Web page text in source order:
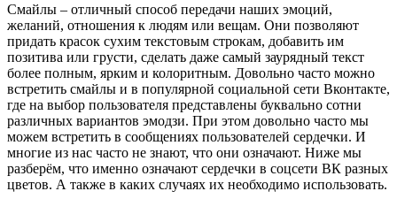
Смайлы – отличный способ передачи наших эмоций,
желаний, отношения к людям или вещам. Они позволяют
придать красок сухим текстовым строкам, добавить им
позитива или грусти, сделать даже самый заурядный текст
более полным, ярким и колоритным. Довольно часто можно
встретить смайлы и в популярной социальной сети Вконтакте,
где на выбор пользователя представлены буквально сотни
различных вариантов эмодзи. При этом довольно часто мы
можем встретить в сообщениях пользователей сердечки. И
многие из нас часто не знают, что они означают. Ниже мы
разберём, что именно означают сердечки в соцсети ВК разных
цветов. А также в каких случаях их необходимо использовать.